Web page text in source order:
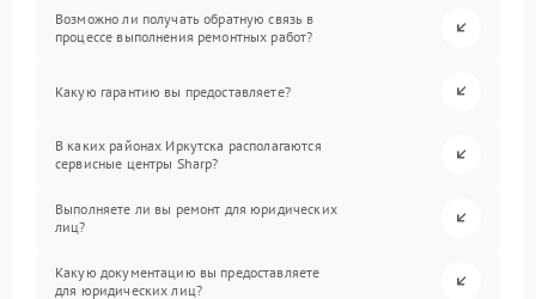
Возможно ли получать обратную связь в
процессе выполнения ремонтных работ?
Какую гарантию вы предоставляете?
В каких районах Иркутска располагаются
сервисные центры Sharp?
Выполняете ли вы ремонт для юридических
лиц?
Какую документацию вы предоставляете
для юридических лиц?